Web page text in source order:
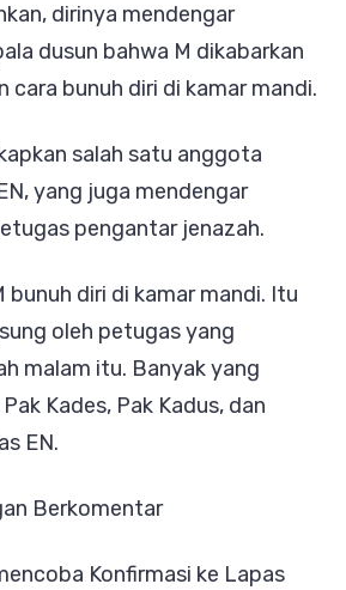
dirinya mendengar
dusun bahwa M dikabarkan
cara bunuh diri di kamar mandi.
salah satu anggota
yang juga mendengar
pengantar jenazah.
bunuh diri di kamar mandi. Itu
oleh petugas yang
malam itu. Banyak yang
Kades, Pak Kadus, dan
EN.
Berkomentar
Konfirmasi ke Lapas